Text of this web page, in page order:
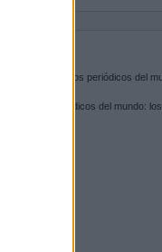
de entrada a los periódicos del
de los periódicos del mundo: